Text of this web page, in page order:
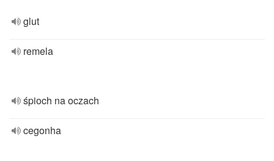
glut
remela
śpioch na oczach
cegonha